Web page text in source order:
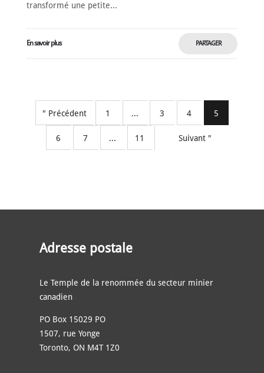
transformé une petite...
En savoir plus PARTAGER
" Précédent 1 ... 3 4 5
6 7 ... 11 Suivant "
Adresse postale
Le Temple de la renommée du secteur minier
canadien
PO Box 15029 PO
1507, rue Yonge
Toronto, ON M4T 1Z0